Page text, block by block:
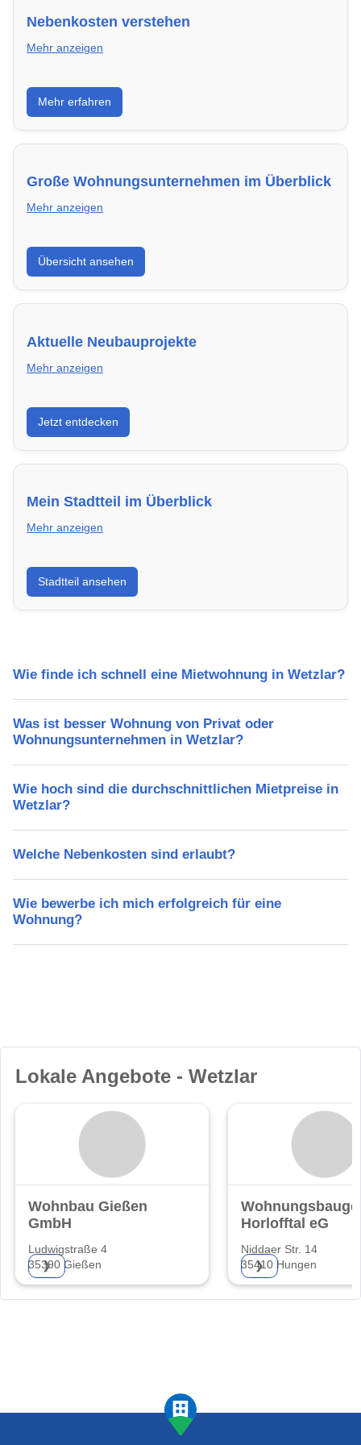
Nebenkosten verstehen
Mehr anzeigen
Erfahre, welche Nebenkosten rechtmäßig sind und
wie du deine monatliche Belastung optimieren
kannst.
Mehr erfahren
Große Wohnungsunternehmen im Überblick
Mehr anzeigen
Hier findest du die wichtigsten Anbieter in Wetzlar –
von Genossenschaften bis zu privaten Vermietern.
Übersicht ansehen
Aktuelle Neubauprojekte
Mehr anzeigen
Entdecke Neubauprojekte in Wetzlar – modern,
energieeffizient und sofort bezugsfertig.
Jetzt entdecken
Mein Stadtteil im Überblick
Mehr anzeigen
Erfahre mehr über deinen Stadtteil in Wetzlar:
Lebensqualität, Verkehrsanbindung, Schulen,
Stadtteil ansehen
Wie finde ich schnell eine Mietwohnung in Wetzlar?
Was ist besser Wohnung von Privat oder
Wohnungsunternehmen in Wetzlar?
Wie hoch sind die durchschnittlichen Mietpreise in
Wetzlar?
Welche Nebenkosten sind erlaubt?
Wie bewerbe ich mich erfolgreich für eine
Wohnung?
Lokale Angebote - Wetzlar
Wohnbau Gießen
GmbH
Ludwigstraße 4
35390 Gießen
❯
Horlofftal eG
Niddaer Str. 14
35410 Hungen
❯